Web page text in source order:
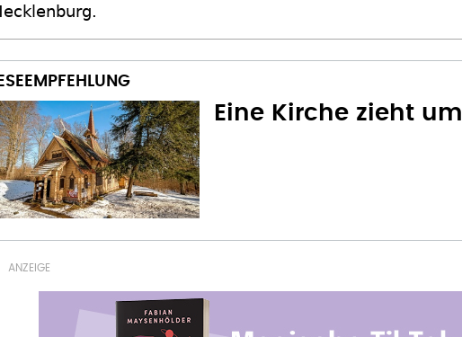
Eine Kirche zieht um